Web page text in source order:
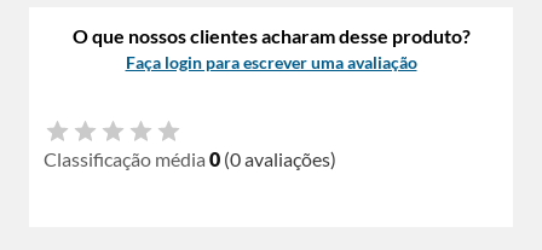
O que nossos clientes acharam desse produto?
Faça login para escrever uma avaliação
Classificação média 0 (0 avaliações)